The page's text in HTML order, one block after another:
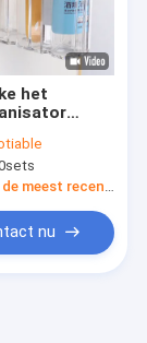
het
Ontvang de meest recente Prijs
nu